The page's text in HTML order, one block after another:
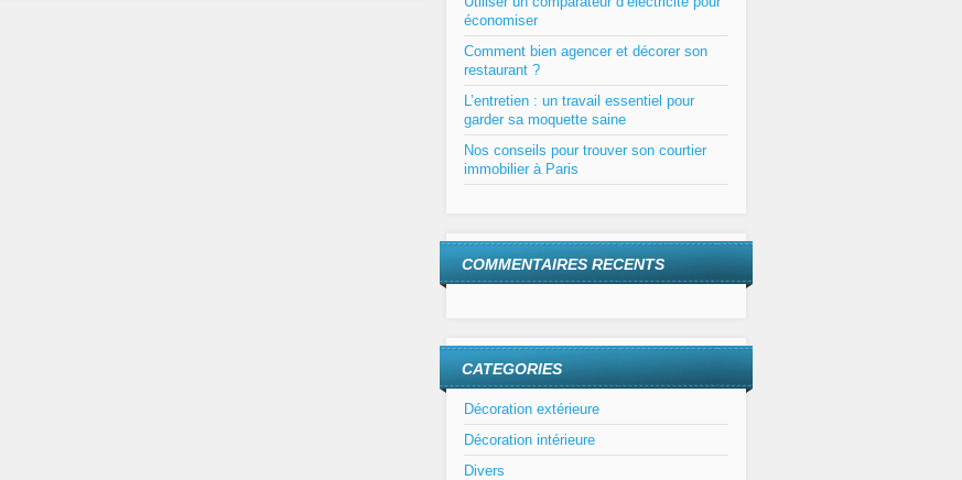
économiser
Comment bien agencer et décorer son
restaurant ?
L’entretien : un travail essentiel pour
garder sa moquette saine
Nos conseils pour trouver son courtier
immobilier à Paris
COMMENTAIRES RECENTS
CATEGORIES
Décoration extérieure
Décoration intérieure
Divers